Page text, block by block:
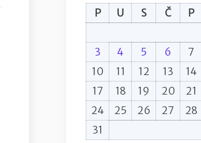
P
U S Č P
3
4 5 6 7
10
11 12 13 14
17
18 19 20 21
24
25 26 27 28
31